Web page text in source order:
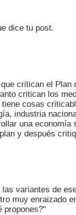
dice tu post.
critican el
critican los
cosas
industria
una
y después
variantes de
muy enraizado
propones?"